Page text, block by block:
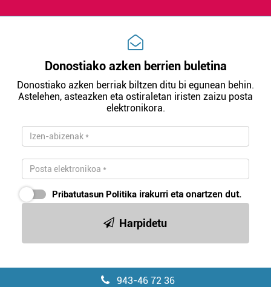
Donostiako azken berrien buletina
Donostiako azken berriak biltzen ditu bi egunean behin.
Astelehen, asteazken eta ostiraletan iristen zaizu posta
elektronikora.
Pribatutasun Politika irakurri eta onartzen dut.
Harpidetu
943-46 72 36